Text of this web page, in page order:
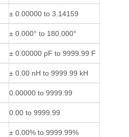
± 0.00000 to 3.14159
± 0.000° to 180.000°
± 0.00000 pF to 9999.99 F
± 0.00 nH to 9999.99 kH
0.00000 to 9999.99
0.00 to 9999.99
± 0.00% to 9999.99%